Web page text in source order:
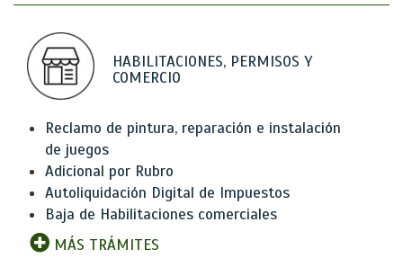
HABILITACIONES, PERMISOS Y
COMERCIO
Reclamo de pintura, reparación e instalación
de juegos
Adicional por Rubro
Autoliquidación Digital de Impuestos
Baja de Habilitaciones comerciales
MÁS TRÁMITES